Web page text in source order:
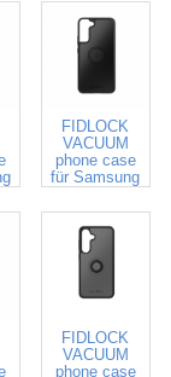
FIDLOCK
VACUUM
phone case
für Samsung
FIDLOCK
VACUUM
phone case